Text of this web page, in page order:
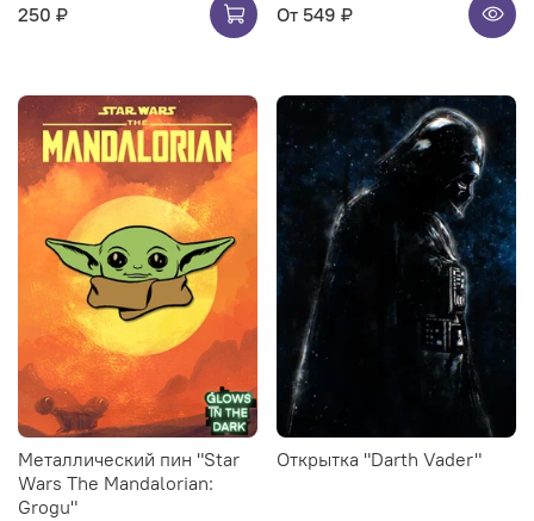
250 ₽
От 549 ₽
Металлический пин "Star
Wars The Mandalorian:
Grogu"
Открытка "Darth Vader"